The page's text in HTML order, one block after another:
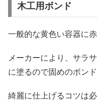
木工用ボンド
一般的な黄色い容器に
メーカーにより、サラ
に塗るので固めのボン
綺麗に仕上げるコツは